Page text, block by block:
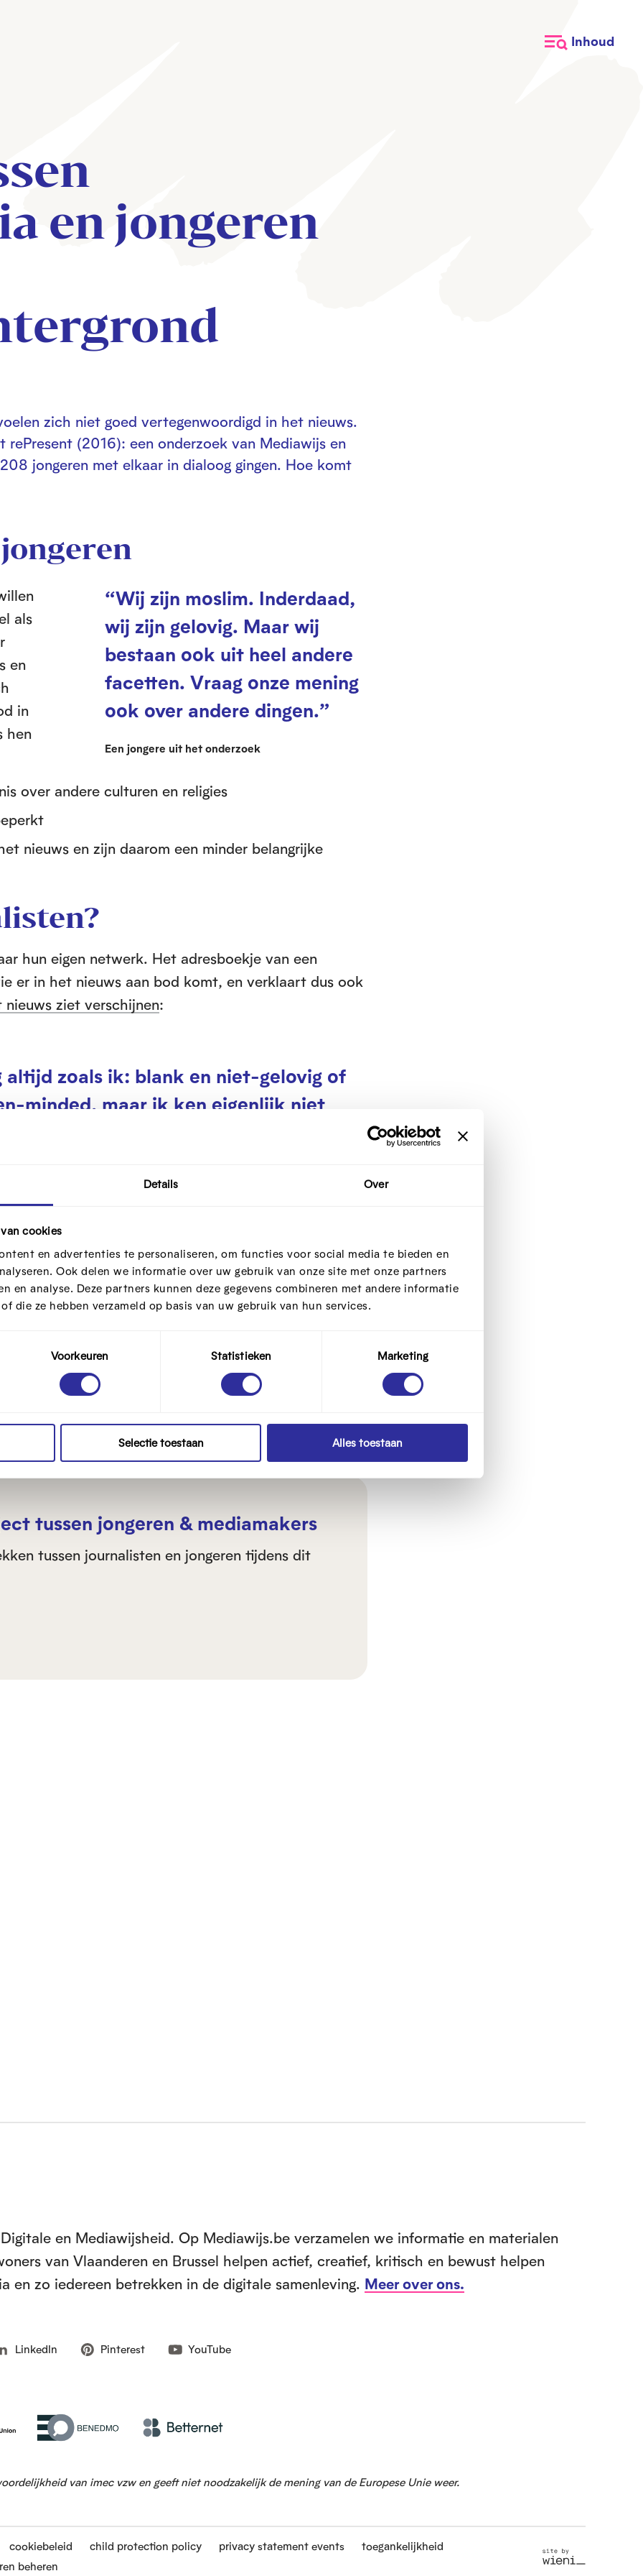
Details Over
cookies
en advertenties te personaliseren, om functies voor social media te bieden en
Ook delen we informatie over uw gebruik van onze site met onze partners
en analyse. Deze partners kunnen deze gegevens combineren met andere informatie
die ze hebben verzameld op basis van uw gebruik van hun services.
Voorkeuren Statistieken Marketing
Selectie toestaan Alles toestaan
Inhoud
en jongeren
zich niet goed vertegenwoordigd in het nieuws.
(2016): een onderzoek van Mediawijs en
jongeren met elkaar in dialoog gingen. Hoe komt
“Wij zijn moslim. Inderdaad,
wij zijn gelovig. Maar wij
bestaan ook uit heel andere
facetten. Vraag onze mening
ook over andere dingen.”
Een jongere uit het onderzoek
als
en
in
hen
over andere culturen en religies
nieuws en zijn daarom een minder belangrijke
hun eigen netwerk. Het adresboekje van een
er in het nieuws aan bod komt, en verklaart dus ook
ziet verschijnen:
altijd zoals ik: blank en niet-gelovig of
minded, maar ik ken eigenlijk niet
te zijn. Dus mijn netwerk, dat gaan ook
blank en hoogopgeleid zijn.”
nieuwsmakers
nog groter wordt, bestaat het gevaar dat
nieuwsmedia en die media gaan wantrouwen.
herkennen in de Vlaamse (nieuws)media.
uit het onderzoek op zoek naar oplossingen, wat
helpen om de kloof te dichten.
tussen jongeren & mediamakers
tussen journalisten en jongeren tijdens dit
en Mediawijsheid. Op Mediawijs.be verzamelen we informatie en materialen
van Vlaanderen en Brussel helpen actief, creatief, kritisch en bewust helpen
en zo iedereen betrekken in de digitale samenleving. Meer over ons.
LinkedIn Pinterest YouTube
van imec vzw en geeft niet noodzakelijk de mening van de Europese Unie weer.
cookiebeleid child protection policy privacy statement events
toegankelijkheid
beheren
S